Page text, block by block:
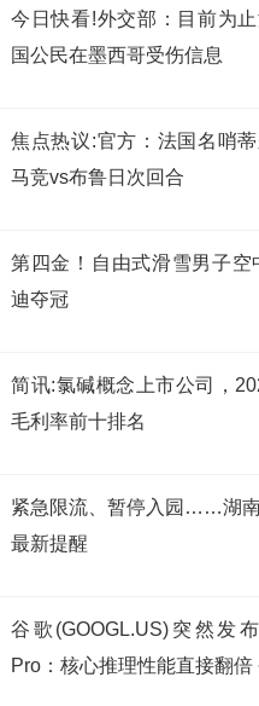
今日快看!外交部：目前为
国公民在墨西哥受伤信息
焦点热议:官方：法国名哨
马竞vs布鲁日次回合
第四金！自由式滑雪男子空
迪夺冠
简讯:氯碱概念上市公司，
毛利率前十排名
紧急限流、暂停入园……湖
最新提醒
谷歌(GOOGL.US)突然发
Pro：核心推理性能直接翻倍